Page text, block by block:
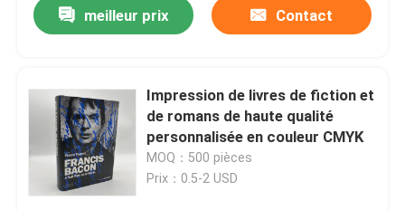
meilleur prix Contact
Impression de livres de fiction et
de romans de haute qualité
personnalisée en couleur CMYK
MOQ：500 pièces
Prix：0.5-2 USD